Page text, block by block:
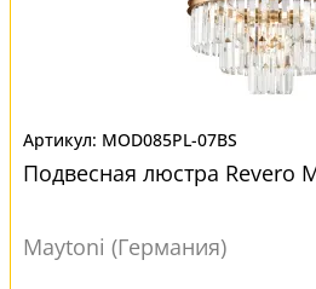
MOD085PL-07BS
Подвесная люстра Revero
Maytoni (Германия)